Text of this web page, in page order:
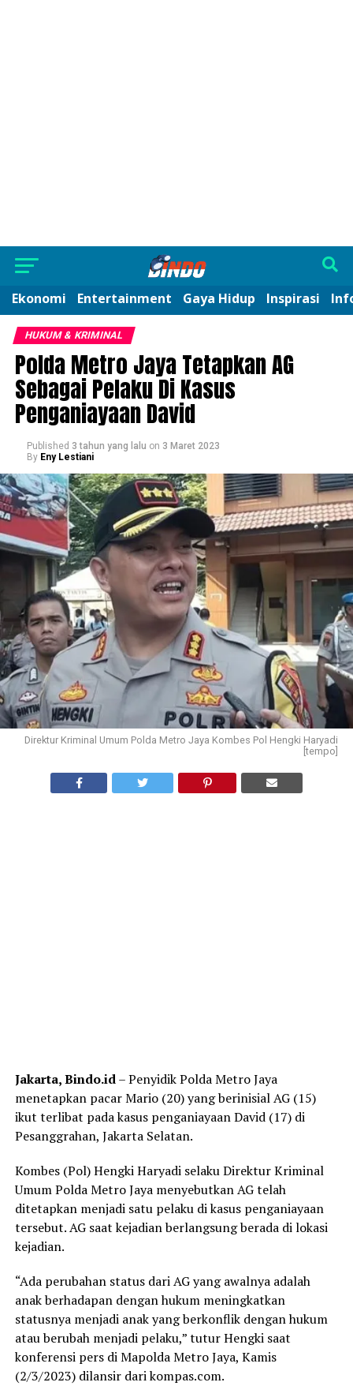
Ekonomi Entertainment Gaya Hidup Inspirasi
HUKUM & KRIMINAL
Polda Metro Jaya Tetapkan AG
Sebagai Pelaku Di Kasus
Penganiayaan David
Published 3 tahun yang lalu on 3 Maret 2023
By Eny Lestiani
Direktur Kriminal Umum Polda Metro Jaya Kombes Pol Hengki Haryadi
[tempo]
Jakarta, Bindo.id– Penyidik Polda Metro Jaya
menetapkan pacar Mario (20) yang berinisial AG (15)
ikut terlibat pada kasus penganiayaan David (17) di
Pesanggrahan, Jakarta Selatan.
Kombes (Pol) Hengki Haryadi selaku Direktur Kriminal
Umum Polda Metro Jaya menyebutkan AG telah
ditetapkan menjadi satu pelaku di kasus penganiayaan
tersebut. AG saat kejadian berlangsung berada di lokasi
kejadian.
“Ada perubahan status dari AG yang awalnya adalah
anak berhadapan dengan hukum meningkatkan
statusnya menjadi anak yang berkonflik dengan hukum
atau berubah menjadi pelaku,” tutur Hengki saat
konferensi pers di Mapolda Metro Jaya, Kamis
(2/3/2023) dilansir darikompas.com.